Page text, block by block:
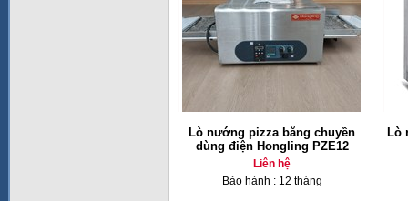
Lò nướng pizza băng chuyền
dùng điện Hongling PZE12
Liên hệ
Bảo hành : 12 tháng
Lò